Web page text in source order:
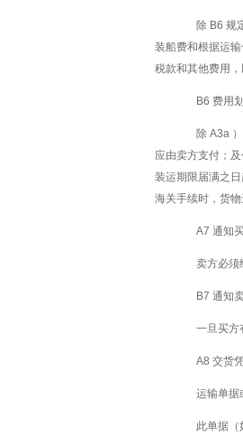
除 B6 规定
装船费和根据运
税款和其他费用
B6 费用
除 A3a ）
应由卖方支付；
装运期限届满之
海关手续时，货
A7 通知
卖方必须
B7 通知
一旦买方
A8 交货
运输单据
此单据（